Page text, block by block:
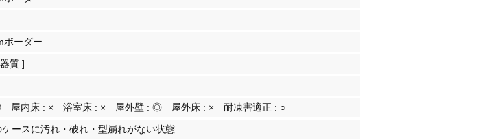
ボーダー
質 ]
屋内床 : × 浴室床 : × 屋外壁 : ◎ 屋外床 : × 耐凍害適正 : ○
ケースに汚れ・破れ・型崩れがない状態